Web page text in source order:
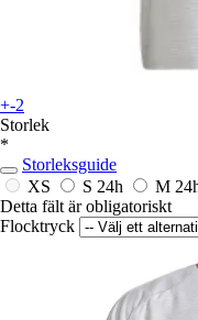
+-2
Storlek
*
Storleksguide
XS
S 24h M
Detta fält är obligatoriskt
Flocktryck